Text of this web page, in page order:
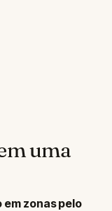
uma
zonas pelo